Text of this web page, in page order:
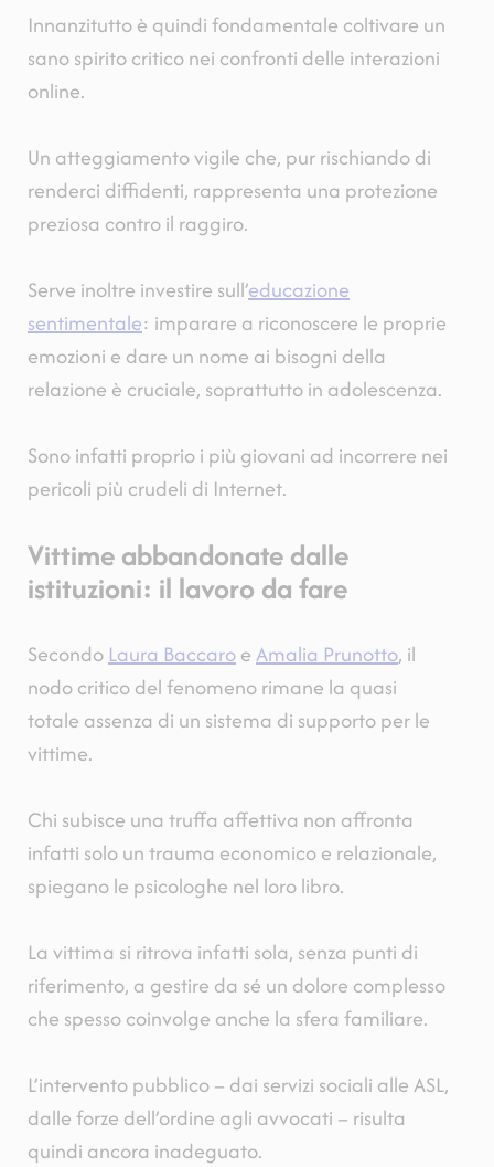
Innanzitutto è quindi fondamentale coltivare un
sano spirito critico nei confronti delle interazioni
online.
Un atteggiamento vigile che, pur rischiando di
renderci diffidenti, rappresenta una protezione
preziosa contro il raggiro.
Serve inoltre investire sull’educazione
sentimentale: imparare a riconoscere le proprie
emozioni e dare un nome ai bisogni della
relazione è cruciale, soprattutto in adolescenza.
Sono infatti proprio i più giovani ad incorrere nei
pericoli più crudeli di Internet.
Vittime abbandonate dalle
istituzioni: il lavoro da fare
Secondo Laura BaccaroeAmalia Prunotto, il
nodo critico del fenomeno rimane la quasi
totale assenza di un sistema di supporto per le
vittime.
Chi subisce una truffa affettiva non affronta
infatti solo un trauma economico e relazionale,
spiegano le psicologhe nel loro libro.
La vittima si ritrova infatti sola, senza punti di
riferimento, a gestire da sé un dolore complesso
che spesso coinvolge anche la sfera familiare.
L’intervento pubblico– dai servizi sociali alle ASL,
dalle forze dell’ordine agli avvocati – risulta
quindi ancora inadeguato.